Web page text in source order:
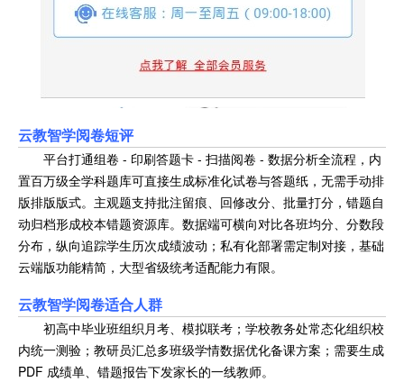
云教智学阅卷短评
平台打通组卷 - 印刷答题卡 - 扫描阅卷 - 数据分析全流程，内
置百万级全学科题库可直接生成标准化试卷与答题纸，无需手动排
版排版版式。主观题支持批注留痕、回修改分、批量打分，错题自
动归档形成校本错题资源库。数据端可横向对比各班均分、分数段
分布，纵向追踪学生历次成绩波动；私有化部署需定制对接，基础
云端版功能精简，大型省级统考适配能力有限。
云教智学阅卷适合人群
初高中毕业班组织月考、模拟联考；学校教务处常态化组织校
内统一测验；教研员汇总多班级学情数据优化备课方案；需要生成
PDF 成绩单、错题报告下发家长的一线教师。